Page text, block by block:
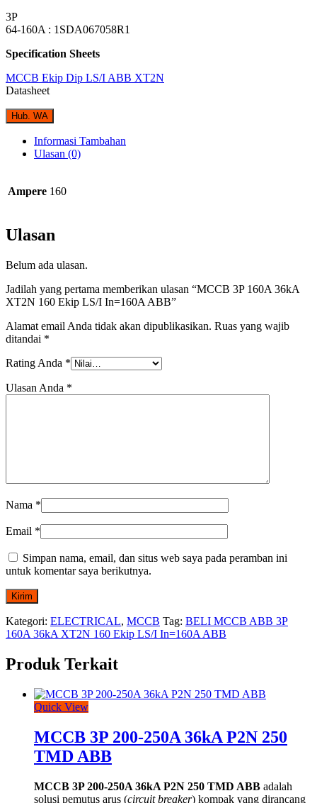
3P
64-160A : 1SDA067058R1
Specification Sheets
MCCB Ekip Dip LS/I ABB XT2N
Datasheet
Hub. WA
Informasi Tambahan
Ulasan (0)
Ampere 160
Ulasan
Belum ada ulasan.
Jadilah yang pertama memberikan ulasan “MCCB 3P 160A 36kA
XT2N 160 Ekip LS/I In=160A ABB”
Alamat email Anda tidak akan dipublikasikan. Ruas yang wajib
ditandai *
Rating Anda *
Ulasan Anda *
Nama *
Email *
Simpan nama, email, dan situs web saya pada peramban ini
untuk komentar saya berikutnya.
Kategori: ELECTRICAL, MCCB Tag: BELI MCCB ABB 3P
160A 36kA XT2N 160 Ekip LS/I In=160A ABB
Produk Terkait
Quick View
MCCB 3P 200-250A 36kA P2N 250
TMD ABB
MCCB 3P 200-250A 36kA P2N 250 TMD ABB adalah
solusi pemutus arus (circuit breaker) kompak yang dirancang